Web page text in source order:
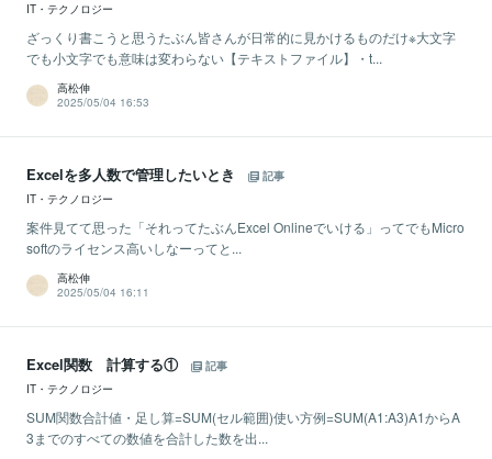
IT・テクノロジー
ざっくり書こうと思うたぶん皆さんが日常的に見かけるものだけ※大文字
でも小文字でも意味は変わらない【テキストファイル】・t...
高松伸
2025/05/04 16:53
Excelを多人数で管理したいとき
記事
IT・テクノロジー
案件見てて思った「それってたぶんExcel Onlineでいける」ってでもMicro
softのライセンス高いしなーってと...
高松伸
2025/05/04 16:11
Excel関数 計算する①
記事
IT・テクノロジー
SUM関数合計値・足し算=SUM(セル範囲)使い方例=SUM(A1:A3)A1からA
3までのすべての数値を合計した数を出...